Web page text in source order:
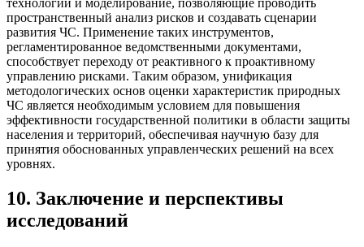
технологии и моделирование, позволяющие проводить
пространственный анализ рисков и создавать сценарии
развития ЧС. Применение таких инструментов,
регламентированное ведомственными документами,
способствует переходу от реактивного к проактивному
управлению рисками. Таким образом, унификация
методологических основ оценки характеристик природных
ЧС является необходимым условием для повышения
эффективности государственной политики в области защиты
населения и территорий, обеспечивая научную базу для
принятия обоснованных управленческих решений на всех
уровнях.
10. Заключение и перспективы
исследований